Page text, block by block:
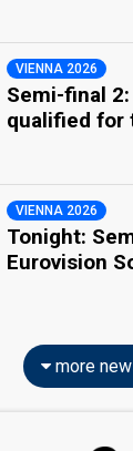
VIENNA 2026
Semi-final
qualified for
VIENNA 2026
Tonight:
Eurovision
more